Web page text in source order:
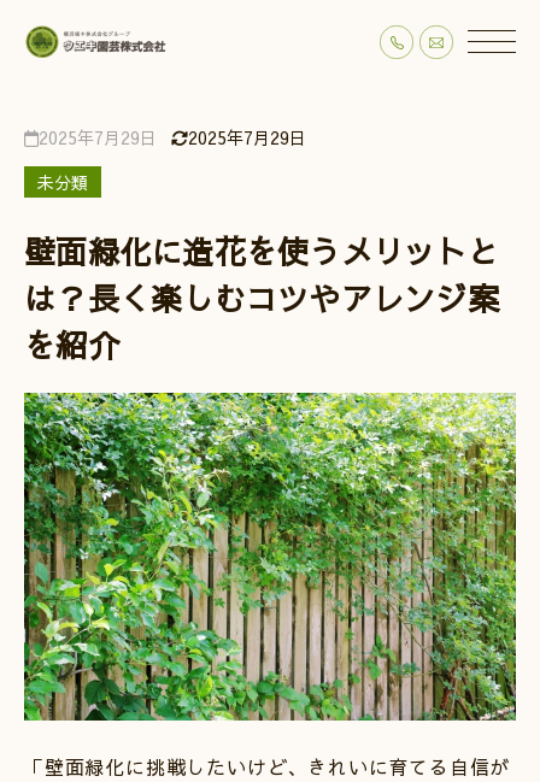
2025年7月29日
2025年7月29日
未分類
壁面緑化に造花を使うメリットと
は？長く楽しむコツやアレンジ案
を紹介
「壁面緑化に挑戦したいけど、きれいに育てる自信が